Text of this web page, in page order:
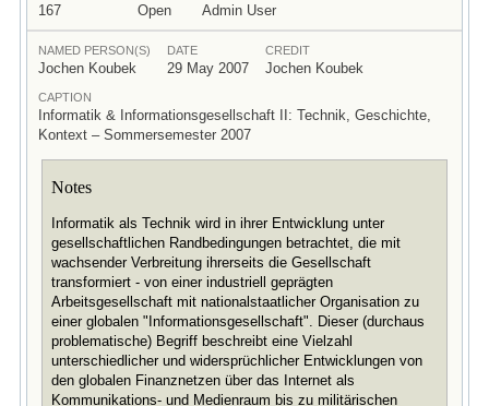
167 Open Admin User
NAMED PERSON(S)
Jochen Koubek
DATE
29 May 2007
CREDIT
Jochen Koubek
CAPTION
Informatik & Informationsgesellschaft II: Technik, Geschichte,
Kontext – Sommersemester 2007
Notes
Informatik als Technik wird in ihrer Entwicklung unter
gesellschaftlichen Randbedingungen betrachtet, die mit
wachsender Verbreitung ihrerseits die Gesellschaft
transformiert - von einer industriell geprägten
Arbeitsgesellschaft mit nationalstaatlicher Organisation zu
einer globalen "Informationsgesellschaft". Dieser (durchaus
problematische) Begriff beschreibt eine Vielzahl
unterschiedlicher und widersprüchlicher Entwicklungen von
den globalen Finanznetzen über das Internet als
Kommunikations- und Medienraum bis zu militärischen